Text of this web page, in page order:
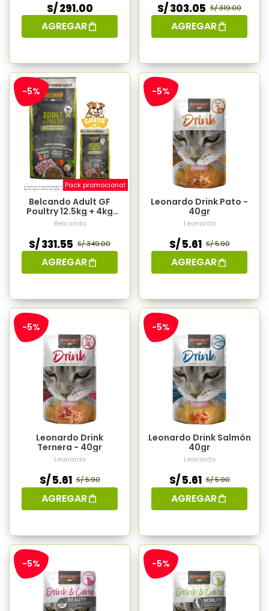
S/ 291.00
AGREGAR
S/ 319.00
S/ 303.05
AGREGAR
-5%
Pack promocional
Belcando Adult GF
Poultry 12.5kg + 4kg
Gratis
Belcando
S/ 349.00
S/ 331.55
AGREGAR
-5%
Leonardo Drink Pato -
40gr
Leonardo
S/ 5.90
S/ 5.61
AGREGAR
-5%
Leonardo Drink
Ternera - 40gr
Leonardo
S/ 5.90
S/ 5.61
AGREGAR
-5%
Leonardo Drink Salmón
40gr
Leonardo
S/ 5.90
S/ 5.61
AGREGAR
-5% -5%